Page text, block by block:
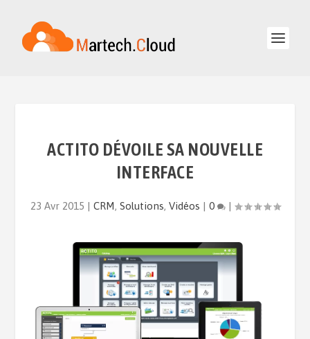
ACTITO DÉVOILE SA NOUVELLE
INTERFACE
23 Avr 2015 | CRM, Solutions, Vidéos | 0 |